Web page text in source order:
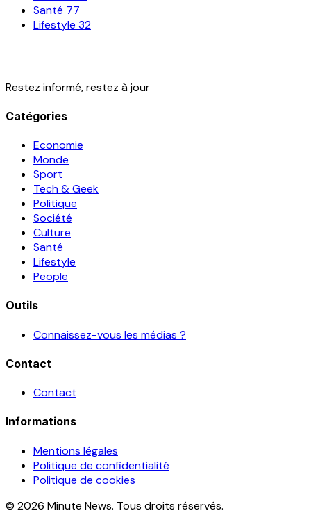
Santé 77
Lifestyle 32
Restez informé, restez à jour
Catégories
Economie
Monde
Sport
Tech & Geek
Politique
Société
Culture
Santé
Lifestyle
People
Outils
Connaissez-vous les médias ?
Contact
Contact
Informations
Mentions légales
Politique de confidentialité
Politique de cookies
© 2026 Minute News. Tous droits réservés.